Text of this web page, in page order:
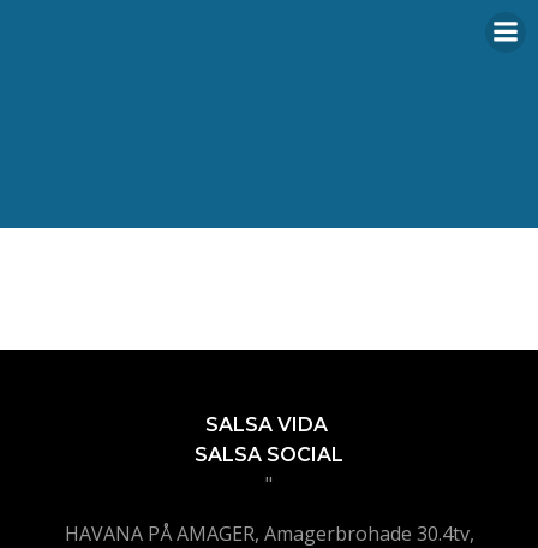
SALSA VIDA
SALSA SOCIAL
"
HAVANA PÅ AMAGER, Amagerbrohade 30.4tv,